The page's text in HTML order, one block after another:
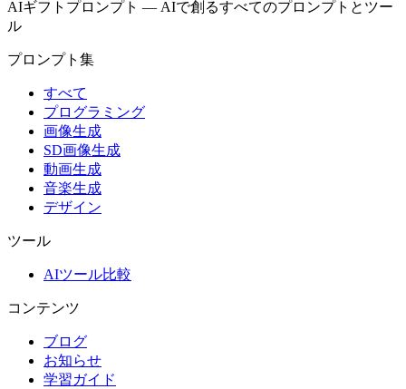
AIギフトプロンプト — AIで創るすべてのプロンプトとツー
ル
プロンプト集
すべて
プログラミング
画像生成
SD画像生成
動画生成
音楽生成
デザイン
ツール
AIツール比較
コンテンツ
ブログ
お知らせ
学習ガイド